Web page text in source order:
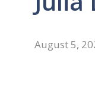
August 5,